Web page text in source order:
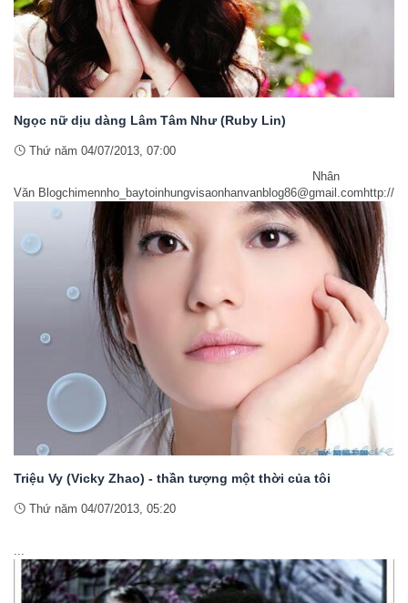
Ngọc nữ dịu dàng Lâm Tâm Như (Ruby Lin)
Thứ năm 04/07/2013, 07:00
Nhân
Văn
Triệu Vy (Vicky Zhao) - thần tượng một thời của tôi
Thứ năm 04/07/2013, 05:20